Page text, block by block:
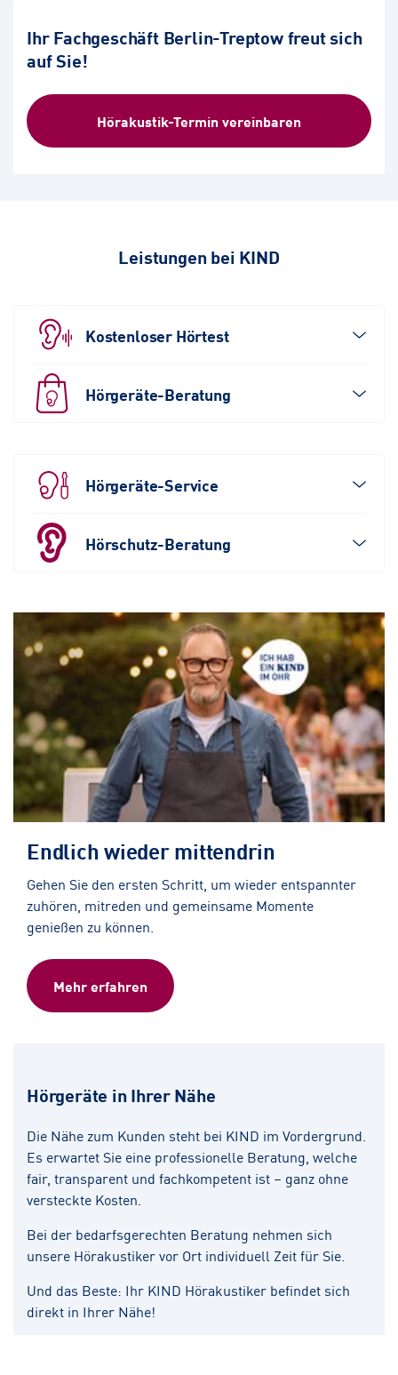
Ihr Fachgeschäft Berlin-Treptow freut sich
auf Sie!
Hörakustik-Termin vereinbaren
Leistungen bei KIND
Kostenloser Hörtest
Hörgeräte-Beratung
Hörgeräte-Service
Hörschutz-Beratung
Endlich wieder mittendrin
Gehen Sie den ersten Schritt, um wieder entspannter
zuhören, mitreden und gemeinsame Momente
genießen zu können.
Mehr erfahren
Hörgeräte in Ihrer Nähe
Die Nähe zum Kunden steht bei KIND im Vordergrund.
Es erwartet Sie eine professionelle Beratung, welche
fair, transparent und fachkompetent ist – ganz ohne
versteckte Kosten.
Bei der bedarfsgerechten Beratung nehmen sich
unsere Hörakustiker vor Ort individuell Zeit für Sie.
Und das Beste: Ihr KIND Hörakustiker befindet sich
direkt in Ihrer Nähe!